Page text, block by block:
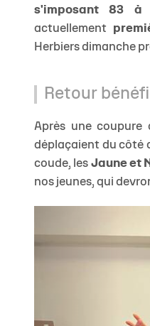
s'imposant 83
actuellement
Herbiers dimanche
Retour
Après une coupure
déplaçaient du côté
coude, les Jaune et
nos jeunes, qui